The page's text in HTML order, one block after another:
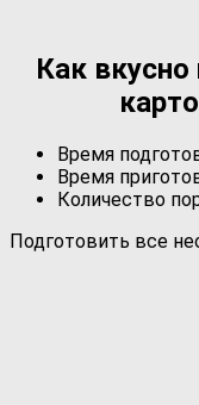
Как
Время
Время
Количество
Подготовить все